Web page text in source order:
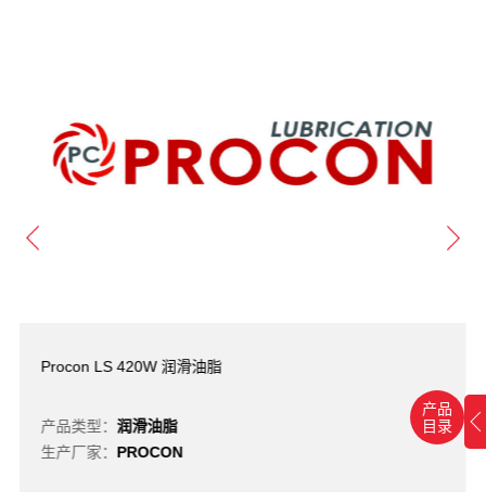
产品
目录
Procon LS 420W 润滑油脂
产品类型： 润滑油脂
生产厂家： PROCON